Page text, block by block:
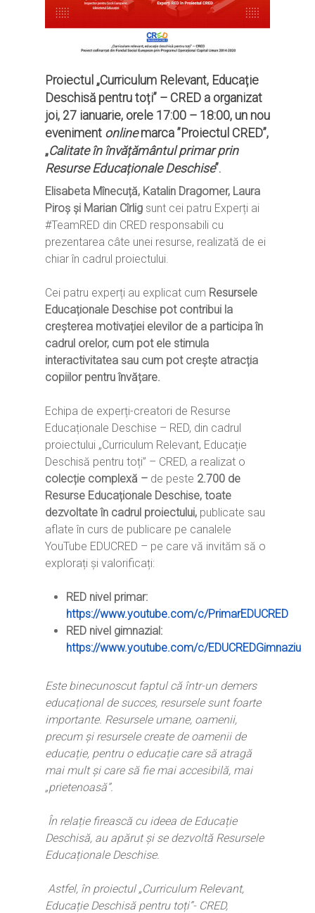
Proiectul „Curriculum Relevant, Educație
Deschisă pentru toți” – CRED a organizat
joi, 27 ianuarie, orele 17:00 – 18:00, un nou
eveniment onlinemarca ”Proiectul CRED”,
„Calitate în învățământul primar prin
Resurse Educaționale Deschise”.
Elisabeta Mînecuță, Katalin Dragomer, Laura
Piroș și Marian Cîrlig sunt cei patru Experți ai
#TeamRED din CRED responsabili cu
prezentarea câte unei resurse, realizată de ei
chiar în cadrul proiectului.
Cei patru experți au explicat cum Resursele
Educaționale Deschise pot contribui la
creșterea motivației elevilor de a participa în
cadrul orelor, cum pot ele stimula
interactivitatea sau cum pot crește atracția
copiilor pentru învățare.
Echipa de experți-creatori de Resurse
Educaționale Deschise – RED, din cadrul
proiectului „Curriculum Relevant, Educație
Deschisă pentru toți” – CRED, a realizat o
colecție complexă – de peste 2.700 de
Resurse Educaționale Deschise, toate
dezvoltate în cadrul proiectului, publicate sau
aflate în curs de publicare pe canalele
YouTube EDUCRED – pe care vă invităm să o
explorați și valorificați:
RED nivel primar:
https://www.youtube.com/c/PrimarEDUCRED
RED nivel gimnazial:
https://www.youtube.com/c/EDUCREDGimnaziu
Este binecunoscut faptul că într-un demers
educațional de succes, resursele sunt foarte
importante. Resursele umane, oamenii,
precum și resursele create de oamenii de
educație, pentru o educație care să atragă
mai mult și care să fie mai accesibilă, mai
„prietenoasă”.
În relație firească cu ideea de Educație
Deschisă, au apărut și se dezvoltă Resursele
Educaționale Deschise.
Astfel, în proiectul „Curriculum Relevant,
Educație Deschisă pentru toți”- CRED,
Ești elev?
Principii orizontale
Dicționar termeni și
Linkuri utile
Glosar
Eu sunt CRED
Activitățile CRED
Partenerii CRED
Arhivă media
Comunicate
Evenimente
Ghiduri
digital.educred.ro
Login